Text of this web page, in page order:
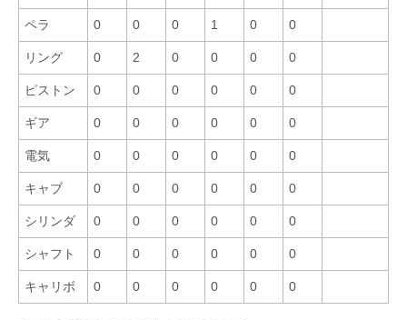
ペラ 0 0 0 1 0 0
リング 0 2 0 0 0 0
ピストン 0 0 0 0 0 0
ギア 0 0 0 0 0 0
電気 0 0 0 0 0 0
キャブ 0 0 0 0 0 0
シリンダ 0 0 0 0 0 0
シャフト 0 0 0 0 0 0
キャリボ 0 0 0 0 0 0